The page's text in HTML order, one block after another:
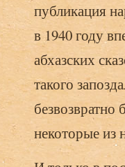
публикация
в 1940 году
абхазских
такого
некоторые из